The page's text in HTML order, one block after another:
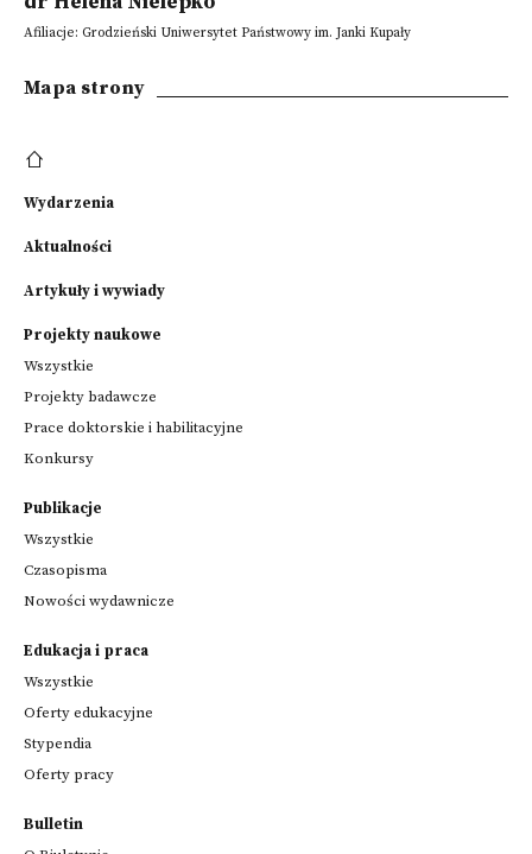
Afiliacje: Grodzieński Uniwersytet Państwowy im. Janki Kupały
Mapa strony
Wydarzenia
Aktualności
Artykuły i wywiady
Projekty naukowe
Wszystkie
Projekty badawcze
Prace doktorskie i habilitacyjne
Konkursy
Publikacje
Wszystkie
Czasopisma
Nowości wydawnicze
Edukacja i praca
Wszystkie
Oferty edukacyjne
Stypendia
Oferty pracy
Bulletin